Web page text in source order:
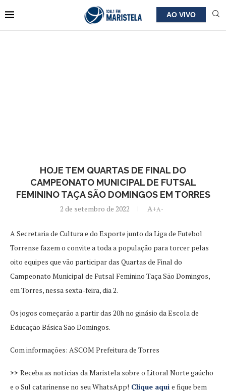
AO VIVO
HOJE TEM QUARTAS DE FINAL DO
CAMPEONATO MUNICIPAL DE FUTSAL
FEMININO TAÇA SÃO DOMINGOS EM TORRES
2 de setembro de 2022 A+A-
A Secretaria de Cultura e do Esporte junto da Liga de Futebol
Torrense fazem o convite a toda a população para torcer pelas
oito equipes que vão participar das Quartas de Final do
Campeonato Municipal de Futsal Feminino Taça São Domingos,
em Torres, nessa sexta-feira, dia 2.
Os jogos começarão a partir das 20h no ginásio da Escola de
Educação Básica São Domingos.
Com informações: ASCOM Prefeitura de Torres
>> Receba as notícias da Maristela sobre o Litoral Norte gaúcho
e o Sul catarinense no seu WhatsApp! Clique aqui e fique bem